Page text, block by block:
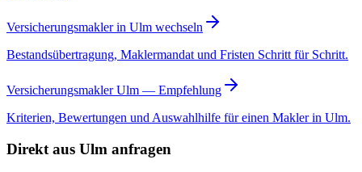
Versicherungsmakler in Ulm wechseln
Bestandsübertragung, Maklermandat und Fristen Schritt für Schritt.
Versicherungsmakler Ulm — Empfehlung
Kriterien, Bewertungen und Auswahlhilfe für einen Makler in Ulm.
Direkt aus Ulm anfragen